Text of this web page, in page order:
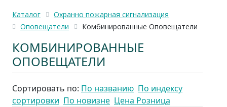
Каталог
Охранно пожарная сигнализация
Оповещатели
Комбинированные Оповещатели
КОМБИНИРОВАННЫЕ
ОПОВЕЩАТЕЛИ
Сортировать по: По названию По индексу
сортировки По новизне Цена Розница